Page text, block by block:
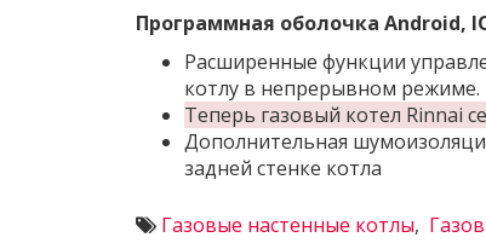
Программная оболочка Android,
Расширенные функции
котлу в непрерывном режиме.
Теперь газовый котел Rinnai
Дополнительная
задней стенке котла
Газовые настенные котлы,